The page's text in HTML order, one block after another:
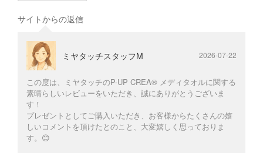
サイトからの返信
ミヤタッチスタッフM 2026-07-22
この度は、ミヤタッチのP-UP CREA® メディタオルに関する
素晴らしいレビューをいただき、誠にありがとうございま
す！
プレゼントとしてご購入いただき、お客様からたくさんの嬉
しいコメントを頂けたとのこと、大変嬉しく思っておりま
す。😊